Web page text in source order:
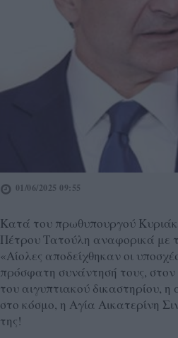
01/06/2025 09:55
Κατά του πρωθυπουργού
Πέτρου Τατούλη αναφορικά με
«Αίολες αποδείχθηκαν οι
πρόσφατη συνάντησή τους,
του αιγυπτιακού δικαστηρίου,
στο κόσμο, η Αγία Αικατερίνη
της!